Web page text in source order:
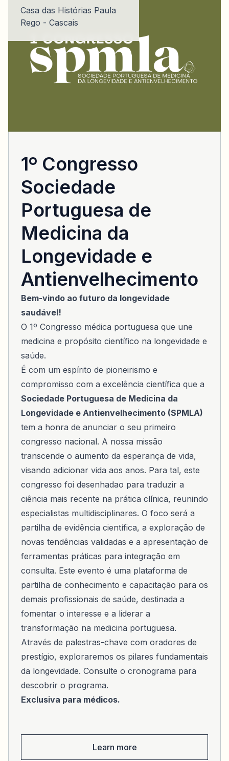
Casa das Histórias Paula
Rego - Cascais
1º Congresso
Sociedade
Portuguesa de
Medicina da
Longevidade e
Antienvelhecimento
Bem-vindo ao futuro da longevidade
saudável!
O 1º Congresso médica portuguesa que une
medicina e propósito científico na longevidade e
saúde.
É com um espírito de pioneirismo e
compromisso com a excelência científica que a
Sociedade Portuguesa de Medicina da
Longevidade e Antienvelhecimento (SPMLA)
tem a honra de anunciar o seu primeiro
congresso nacional. A nossa missão
transcende o aumento da esperança de vida,
visando adicionar vida aos anos. Para tal, este
congresso foi desenhadao para traduzir a
ciência mais recente na prática clínica, reunindo
especialistas multidisciplinares. O foco será a
partilha de evidência científica, a exploração de
novas tendências validadas e a apresentação de
ferramentas práticas para integração em
consulta. Este evento é uma plataforma de
partilha de conhecimento e capacitação para os
demais profissionais de saúde, destinada a
fomentar o interesse e a liderar a
transformação na medicina portuguesa.
Através de palestras-chave com oradores de
prestígio, exploraremos os pilares fundamentais
da longevidade. Consulte o cronograma para
descobrir o programa.
Exclusiva para médicos.
Learn more